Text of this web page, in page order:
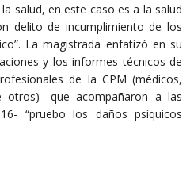
salud, en este caso es a la salud
delito de incumplimiento de los
La magistrada enfatizó en su
y los informes técnicos de
de la CPM (médicos,
otros) -que acompañaron a las
“pruebo los daños psíquicos